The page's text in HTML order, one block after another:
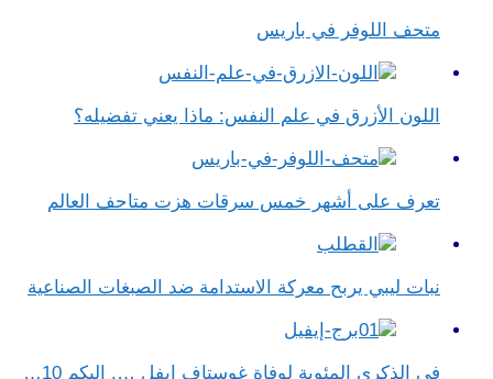
متحف اللوفر في باريس
اللون الأزرق في علم النفس​: ماذا يعني تفضيله؟
تعرف على أشهر خمس سرقات هزت متاحف العالم
نبات ليبي يربح معركة الاستدامة ضد الصبغات الصناعية
في الذكرى المئوية لوفاة غوستاف إيفل …. إليكم 10…